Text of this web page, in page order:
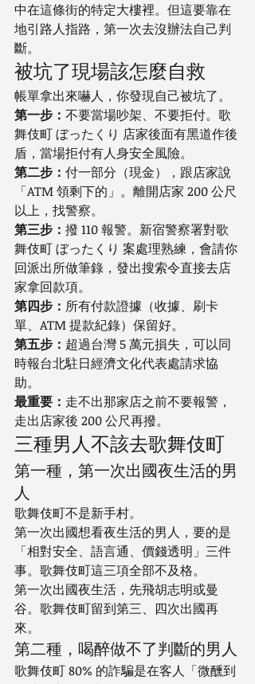
中在這條街的特定大樓裡。但這要靠在
地引路人指路，第一次去沒辦法自己判
斷。
被坑了現場該怎麼自救
帳單拿出來嚇人，你發現自己被坑了。
第一步： 不要當場吵架、不要拒付。歌
舞伎町 ぼったくり 店家後面有黑道作後
盾，當場拒付有人身安全風險。
第二步： 付一部分（現金），跟店家說
「ATM 領剩下的」。離開店家 200 公尺
以上，找警察。
第三步： 撥 110 報警。新宿警察署對歌
舞伎町 ぼったくり 案處理熟練，會請你
回派出所做筆錄，發出搜索令直接去店
家拿回款項。
第四步： 所有付款證據（收據、刷卡
單、ATM 提款紀錄）保留好。
第五步： 超過台灣 5 萬元損失，可以同
時報台北駐日經濟文化代表處請求協
助。
最重要： 走不出那家店之前不要報警，
走出店家後 200 公尺再撥。
三種男人不該去歌舞伎町
第一種，第一次出國夜生活的男
人
歌舞伎町不是新手村。
第一次出國想看夜生活的男人，要的是
「相對安全、語言通、價錢透明」三件
事。歌舞伎町這三項全部不及格。
第一次出國夜生活，先飛胡志明或曼
谷。歌舞伎町留到第三、四次出國再
來。
第二種，喝醉做不了判斷的男人
歌舞伎町 80% 的詐騙是在客人「微醺到